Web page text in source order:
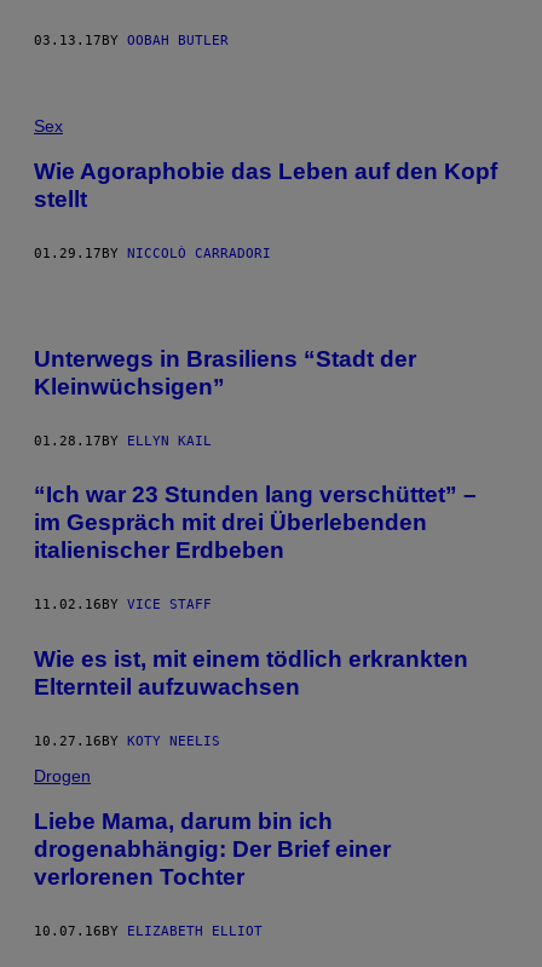
03.13.17BY OOBAH BUTLER
Sex
Wie Agoraphobie das Leben auf den Kopf
stellt
01.29.17 BY NICCOLÒ CARRADORI
Unterwegs in Brasiliens “Stadt der
Kleinwüchsigen”
01.28.17BY ELLYN KAIL
“Ich war 23 Stunden lang verschüttet” –
im Gespräch mit drei Überlebenden
italienischer Erdbeben
11.02.16 BY VICE STAFF
Wie es ist, mit einem tödlich erkrankten
Elternteil aufzuwachsen
10.27.16BY KOTY NEELIS
Drogen
Liebe Mama, darum bin ich
drogenabhängig: Der Brief einer
verlorenen Tochter
10.07.16 BY ELIZABETH ELLIOT